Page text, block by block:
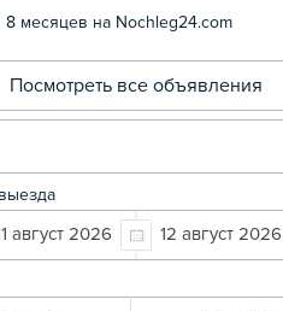
8 месяцев на Nochleg24.com
Посмотреть все объявления
август 2026 12 август 2026